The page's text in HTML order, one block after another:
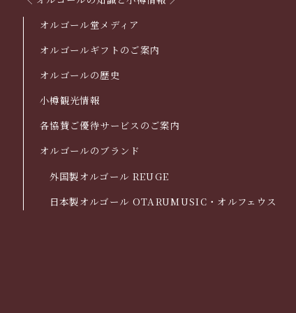
オルゴール堂メディア
オルゴールギフトのご案内
オルゴールの歴史
小樽観光情報
各協賛ご優待サービスのご案内
オルゴールのブランド
外国製オルゴール REUGE
日本製オルゴール OTARUMUSIC・オルフェウス